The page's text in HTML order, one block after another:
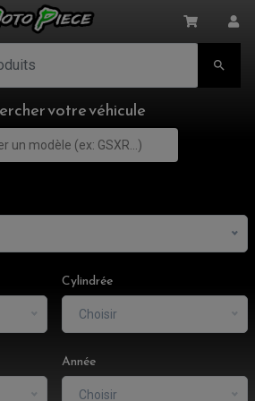

votre véhicule
Cylindrée
Choisir
Année
Choisir